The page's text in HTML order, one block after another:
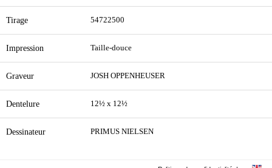
Tirage 54722500
Impression Taille-douce
Graveur JOSH OPPENHEUSER
Dentelure 12½ x 12½
Dessinateur PRIMUS NIELSEN